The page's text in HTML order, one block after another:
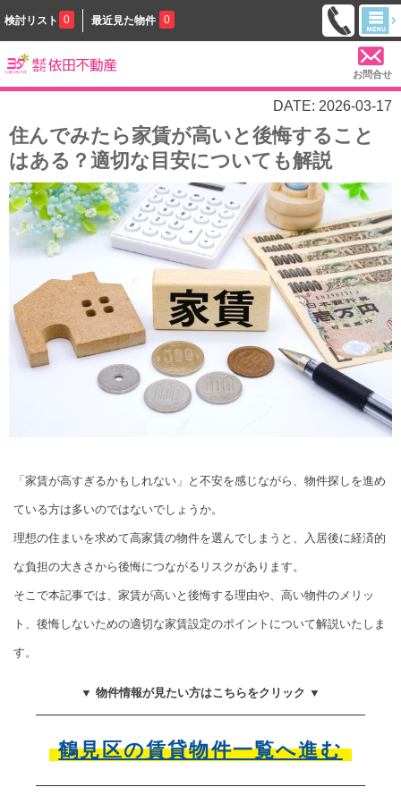
検討リスト 0 最近見た物件 0
お問合せ
DATE: 2026-03-17
住んでみたら家賃が高いと後悔すること
はある？適切な目安についても解説
「家賃が高すぎるかもしれない」と不安を感じながら、物件探しを進め
ている方は多いのではないでしょうか。
理想の住まいを求めて高家賃の物件を選んでしまうと、入居後に経済的
な負担の大きさから後悔につながるリスクがあります。
そこで本記事では、家賃が高いと後悔する理由や、高い物件のメリッ
ト、後悔しないための適切な家賃設定のポイントについて解説いたしま
す。
▼ 物件情報が見たい方はこちらをクリック ▼
鶴見区の賃貸物件一覧へ進む